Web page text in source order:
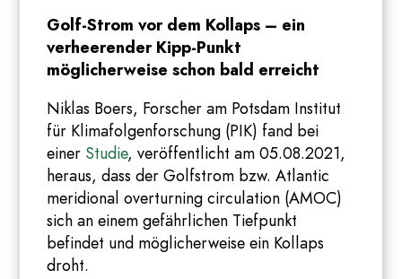
Golf-Strom vor dem Kollaps – ein
verheerender Kipp-Punkt
möglicherweise schon bald erreicht
Niklas Boers, Forscher am Potsdam Institut
für Klimafolgenforschung (PIK) fand bei
einer Studie, veröffentlicht am 05.08.2021,
heraus, dass der Golfstrom bzw. Atlantic
meridional overturning circulation (AMOC)
sich an einem gefährlichen Tiefpunkt
befindet und möglicherweise ein Kollaps
droht.